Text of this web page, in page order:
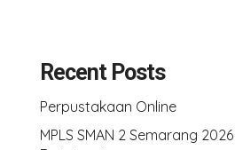
Recent Posts
Perpustakaan Online
MPLS SMAN 2 Semarang